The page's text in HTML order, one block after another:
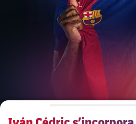
Junta Directiva
chevron-right
label.aria.chevronright
plusicon
Més que un club
Dècada a dècada